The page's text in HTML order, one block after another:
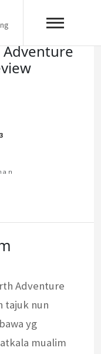
Adventure
Adventure
tajuk nun
yg
mualim